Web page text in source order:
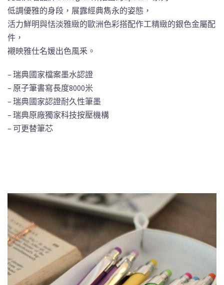
低調優雅的身段，展露經典雋永的姿態，
活力鮮明與恬淡雅緻的歐洲色彩搭配作工精緻的銀色金屬配
件，
襯映雅仕名媛出色風釆。
– 瑞典國家檔案墨水認證
– 原子筆書寫長度8000米
– 瑞典國家認證耐久性筆墨
– 瑞典原廠獨家科技按壓機構
– 可更替筆芯